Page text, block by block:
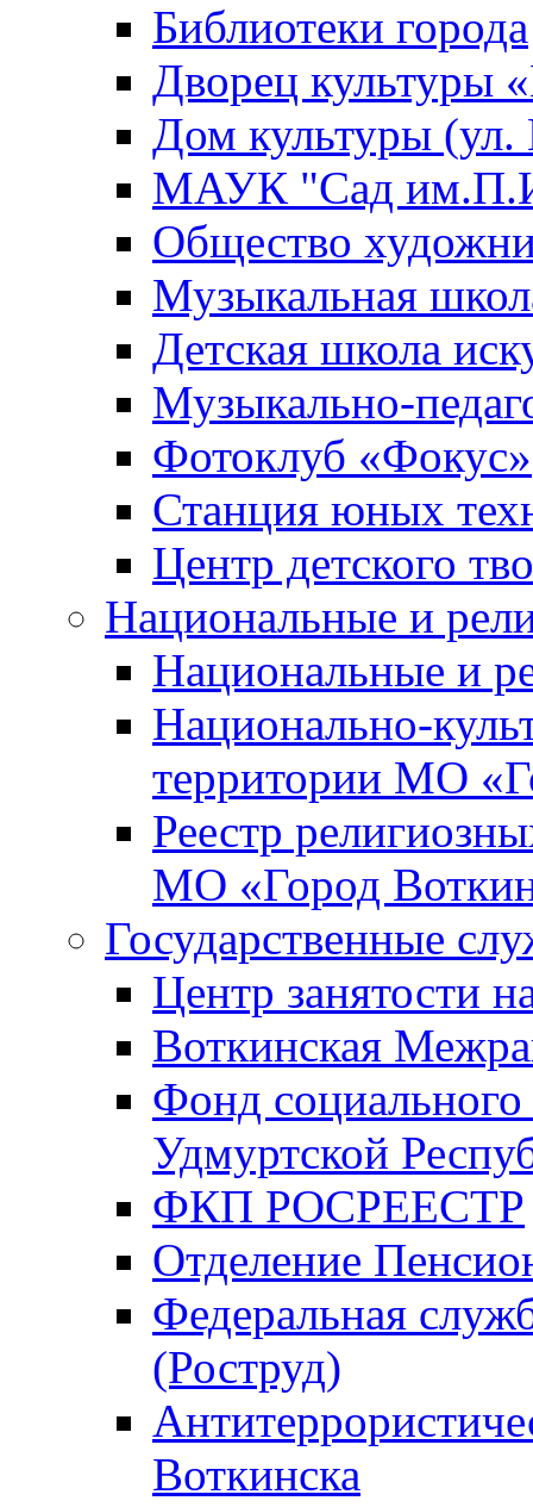
Библиотеки города
Дворец культуры
Дом культуры (ул.
МАУК "Сад
Общество
Музыкальная
Детская школа
Музыкально-
Фотоклуб «Фокус»
Станция юных
Центр детского
Национальные и
Национальные и
Национально-
территории МО
Реестр
МО «Город
Государственные
Центр занятости
Воткинская
Фонд
Удмуртской
ФКП РОСРЕЕСТР
Отделение
Федеральная
(Роструд)
Воткинска